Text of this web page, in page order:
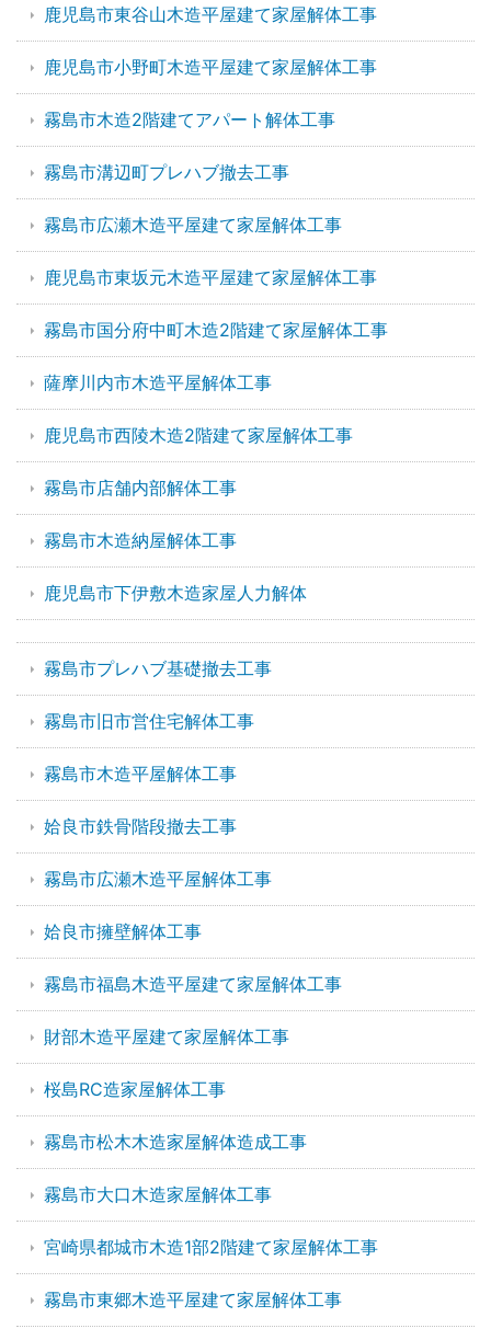
鹿児島市東谷山木造平屋建て家屋解体工事
鹿児島市小野町木造平屋建て家屋解体工事
霧島市木造2階建てアパート解体工事
霧島市溝辺町プレハブ撤去工事
霧島市広瀬木造平屋建て家屋解体工事
鹿児島市東坂元木造平屋建て家屋解体工事
霧島市国分府中町木造2階建て家屋解体工事
薩摩川内市木造平屋解体工事
鹿児島市西陵木造2階建て家屋解体工事
霧島市店舗内部解体工事
霧島市木造納屋解体工事
鹿児島市下伊敷木造家屋人力解体
霧島市プレハブ基礎撤去工事
霧島市旧市営住宅解体工事
霧島市木造平屋解体工事
姶良市鉄骨階段撤去工事
霧島市広瀬木造平屋解体工事
姶良市擁壁解体工事
霧島市福島木造平屋建て家屋解体工事
財部木造平屋建て家屋解体工事
桜島RC造家屋解体工事
霧島市松木木造家屋解体造成工事
霧島市大口木造家屋解体工事
宮崎県都城市木造1部2階建て家屋解体工事
霧島市東郷木造平屋建て家屋解体工事